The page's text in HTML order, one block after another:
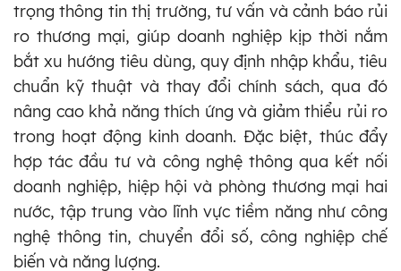
trọng thông tin thị trường, tư vấn và cảnh báo rủi
ro thương mại, giúp doanh nghiệp kịp thời nắm
bắt xu hướng tiêu dùng, quy định nhập khẩu, tiêu
chuẩn kỹ thuật và thay đổi chính sách, qua đó
nâng cao khả năng thích ứng và giảm thiểu rủi ro
trong hoạt động kinh doanh. Đặc biệt, thúc đẩy
hợp tác đầu tư và công nghệ thông qua kết nối
doanh nghiệp, hiệp hội và phòng thương mại hai
nước, tập trung vào lĩnh vực tiềm năng như công
nghệ thông tin, chuyển đổi số, công nghiệp chế
biến và năng lượng.